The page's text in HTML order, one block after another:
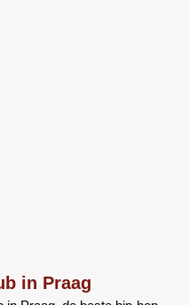
in Praag